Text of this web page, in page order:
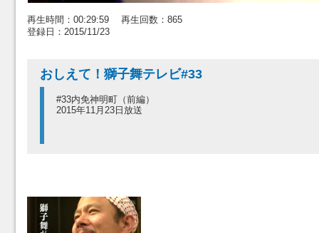
再生時間：00:29:59 再生回数：865
登録日：2015/11/23
おしえて！獅子舞テレビ#33
#33内免神明町（前編）
2015年11月23日放送